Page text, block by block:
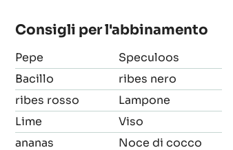
Consigli per l'abbinamento
Pepe
Speculoos
Bacillo
ribes nero
ribes rosso
Lampone
Lime
Viso
ananas
Noce di cocco